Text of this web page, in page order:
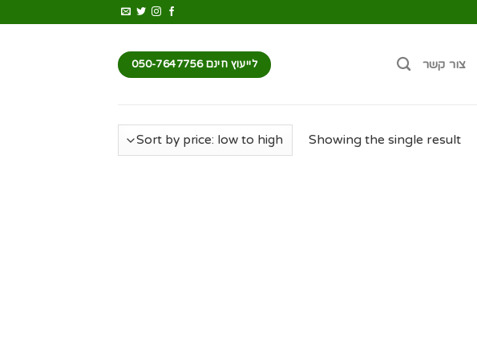
צור קשר לייעוץ חינם 050-7647756
Showing the single result